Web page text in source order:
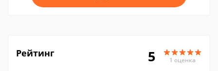
Рейтинг 5 1 оценка